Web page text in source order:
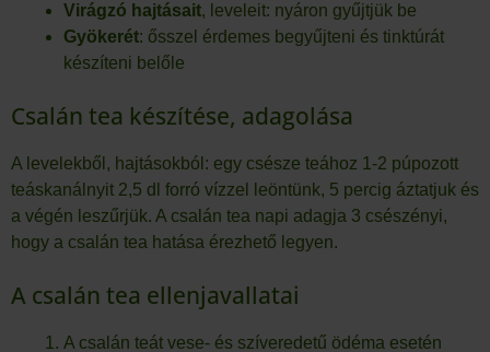
Virágzó hajtásait, leveleit: nyáron gyűjtjük be
Gyökerét: ősszel érdemes begyűjteni és tinktúrát
készíteni belőle
Csalán tea készítése, adagolása
A levelekből, hajtásokból: egy csésze teához 1-2 púpozott
teáskanálnyit 2,5 dl forró vízzel leöntünk, 5 percig áztatjuk és
a végén leszűrjük. A csalán tea napi adagja 3 csészényi,
hogy a csalán tea hatása érezhető legyen.
A csalán tea ellenjavallatai
A csalán teát vese- és szíveredetű ödéma esetén